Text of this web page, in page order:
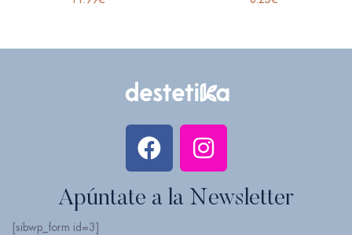
Apúntate a la Newsletter
[sibwp_form id=3]